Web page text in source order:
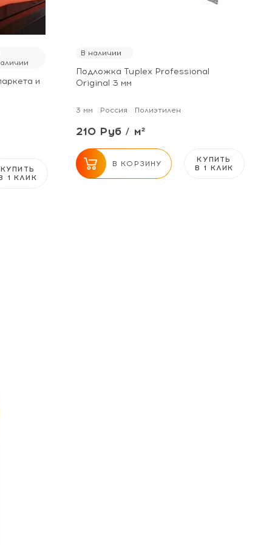
и
КУПИТЬ
1 КЛИК
В наличии
Подложка Tuplex Professional
Original 3 мм
3 мм Россия Полиэтилен
210 Руб / м²
В КОРЗИНУ
КУПИТЬ
В 1 КЛИК